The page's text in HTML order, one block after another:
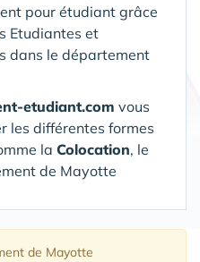
pour étudiant grâce
Etudiantes et
dans le département
etudiant.com vous
les différentes formes
la Colocation, le
de Mayotte
de Mayotte